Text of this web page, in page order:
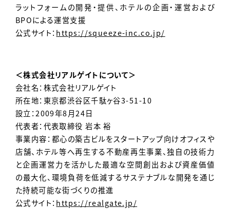
ラットフォームの開発・提供、ホテルの企画・運営および
BPOによる運営支援
公式サイト： https://squeeze-inc.co.jp/
＜株式会社リアルゲイトについて＞
会社名：株式会社リアルゲイト
所在地：東京都渋谷区千駄ヶ谷3-51-10
設立：2009年8月24日
代表者：代表取締役 岩本 裕
事業内容：都心の築古ビルをスタートアップ向けオフィスや
店舗、ホテル等へ再生する不動産再生事業、独自の技術力
と企画運営力を活かした最適な空間創出および資産価値
の最大化、環境負荷を低減するサステナブルな開発を通じ
た持続可能な街づくりの推進
公式サイト： https://realgate.jp/